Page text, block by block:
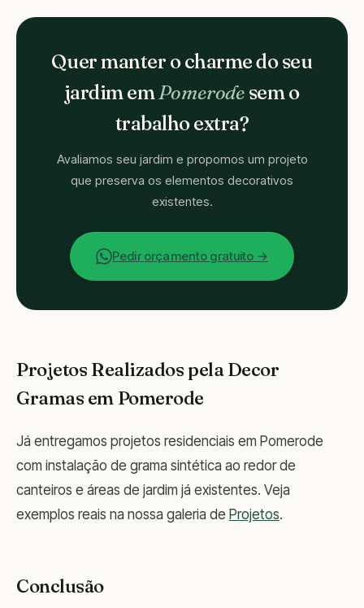
Quer manter o charme do seu
jardim emPomerode sem o
trabalho extra?
Avaliamos seu jardim e propomos um projeto
que preserva os elementos decorativos
existentes.
Pedir orçamento gratuito →
Projetos Realizados pela Decor
Gramas em Pomerode
Já entregamos projetos residenciais em Pomerode
com instalação de grama sintética ao redor de
canteiros e áreas de jardim já existentes. Veja
exemplos reais na nossa galeria de Projetos.
Conclusão